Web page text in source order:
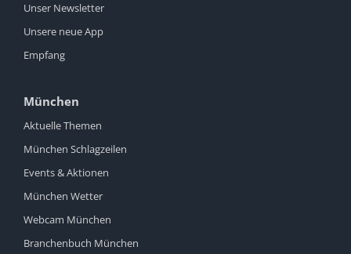
Unser Newsletter
Unsere neue App
Empfang
München
Aktuelle Themen
München Schlagzeilen
Events & Aktionen
München Wetter
Webcam München
Branchenbuch München